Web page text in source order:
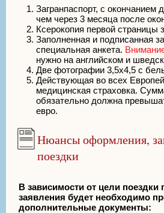
Загранпаспорт, с окончанием
чем через 3 месяца после
Ксерокопия первой страницы
Заполненная и подписанная
специальная анкета.
нужно на английском и
Две фотографии 3,5х4,5 с
Действующая во всех
медицинская страховка.
обязательно должна
евро.
Нюансы оформления,
поездки
В зависимости от цели поездки
заявления будет необходимо
дополнительные документы: